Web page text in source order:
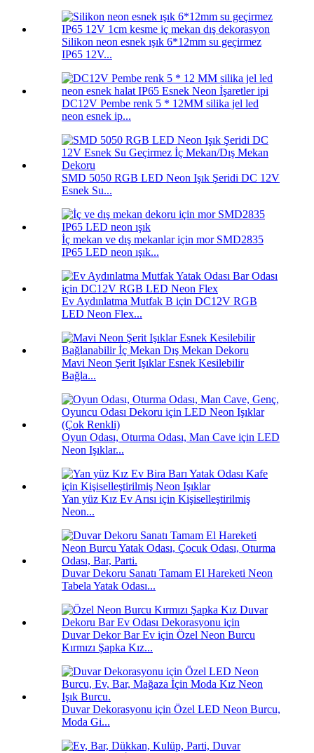
Silikon neon esnek ışık 6*12mm su geçirmez
IP65 12V...
DC12V Pembe renk 5 * 12MM silika jel led
neon esnek ip...
SMD 5050 RGB LED Neon Işık Şeridi DC 12V
Esnek Su...
İç mekan ve dış mekanlar için mor SMD2835
IP65 LED neon ışık...
Ev Aydınlatma Mutfak B için DC12V RGB
LED Neon Flex...
Mavi Neon Şerit Işıklar Esnek Kesilebilir
Bağla...
Oyun Odası, Oturma Odası, Man Cave için LED
Neon Işıklar...
Yan yüz Kız Ev Arısı için Kişiselleştirilmiş
Neon...
Duvar Dekoru Sanatı Tamam El Hareketi Neon
Tabela Yatak Odası...
Duvar Dekor Bar Ev için Özel Neon Burcu
Kırmızı Şapka Kız...
Duvar Dekorasyonu için Özel LED Neon Burcu,
Moda Gi...